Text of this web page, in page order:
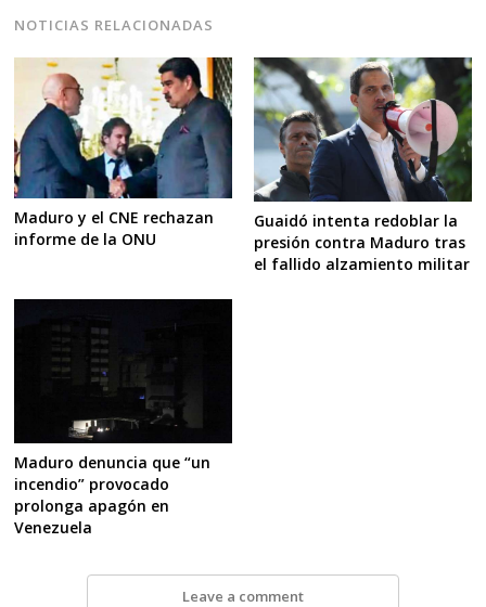
NOTICIAS RELACIONADAS
Maduro y el CNE rechazan
informe de la ONU
Guaidó intenta redoblar la
presión contra Maduro tras
el fallido alzamiento militar
Maduro denuncia que “un
incendio” provocado
prolonga apagón en
Venezuela
Leave a comment